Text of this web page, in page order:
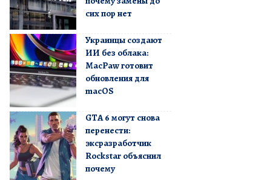
сих пор нет
Украинцы создают
ИИ без облака:
MacPaw готовит
обновления для
macOS
GTA 6 могут снова
перенести:
эксразработчик
Rockstar объяснил
почему